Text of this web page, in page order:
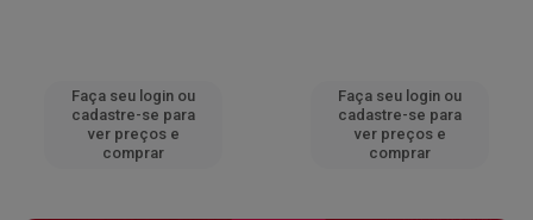
Faça seu login ou
cadastre-se para
ver preços e
comprar
Faça seu login ou
cadastre-se para
ver preços e
comprar